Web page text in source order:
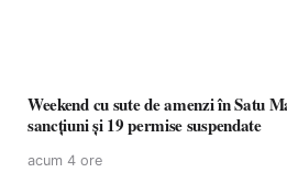
Weekend cu sute de amenzi în Satu
sancțiuni și 19 permise suspendate
acum 4 ore